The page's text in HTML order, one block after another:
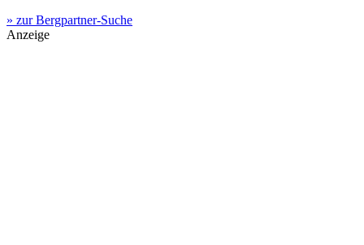
» zur Bergpartner-Suche
Anzeige